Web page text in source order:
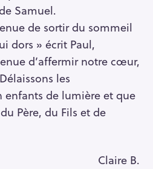
Samuel.
de sortir du sommeil
dors » écrit Paul,
d’affermir notre cœur,
les
enfants de lumière et que
Père, du Fils et de
Claire B.